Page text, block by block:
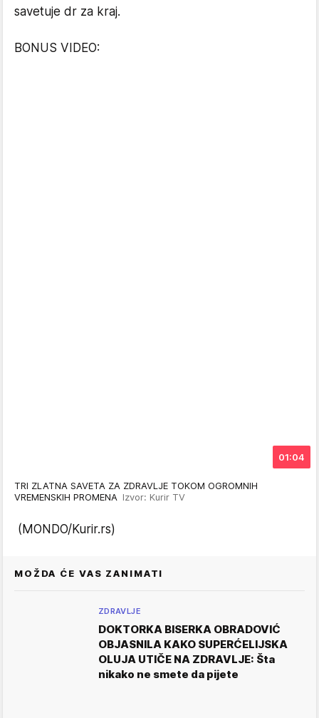
savetuje dr za kraj.
BONUS VIDEO:
01:04
TRI ZLATNA SAVETA ZA ZDRAVLJE TOKOM OGROMNIH
VREMENSKIH PROMENA Izvor: Kurir TV
(MONDO/Kurir.rs)
MOŽDA ĆE VAS ZANIMATI
ZDRAVLJE
DOKTORKA BISERKA OBRADOVIĆ
OBJASNILA KAKO SUPERĆELIJSKA
OLUJA UTIČE NA ZDRAVLJE: Šta
nikako ne smete da pijete